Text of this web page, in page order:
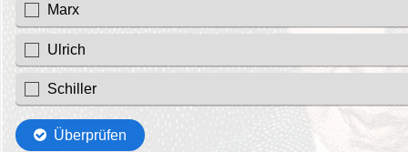
Marx
Ulrich
Schiller
Überprüfen